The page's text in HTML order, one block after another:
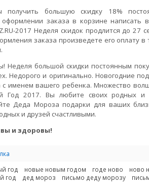
получить большую скидку 18%
заказа в корзине написать
2017 Неделя скидок продлится до 27
заказа произведете его оплату
Неделя большой скидки постоянным
Недорого и оригинально. Новогодние
именем вашего ребенка. Множество
Год 2017. Вы любите своих родных и
Деда Мороза подарки для ваших
и друзей счастливыми.
и здоровы!
год новые новым годом годе ново
ново
год
дед мороз письмо деду морозу